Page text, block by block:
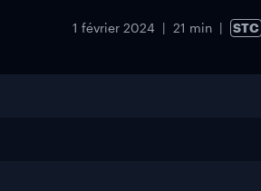
1 février 2024 21 min STC